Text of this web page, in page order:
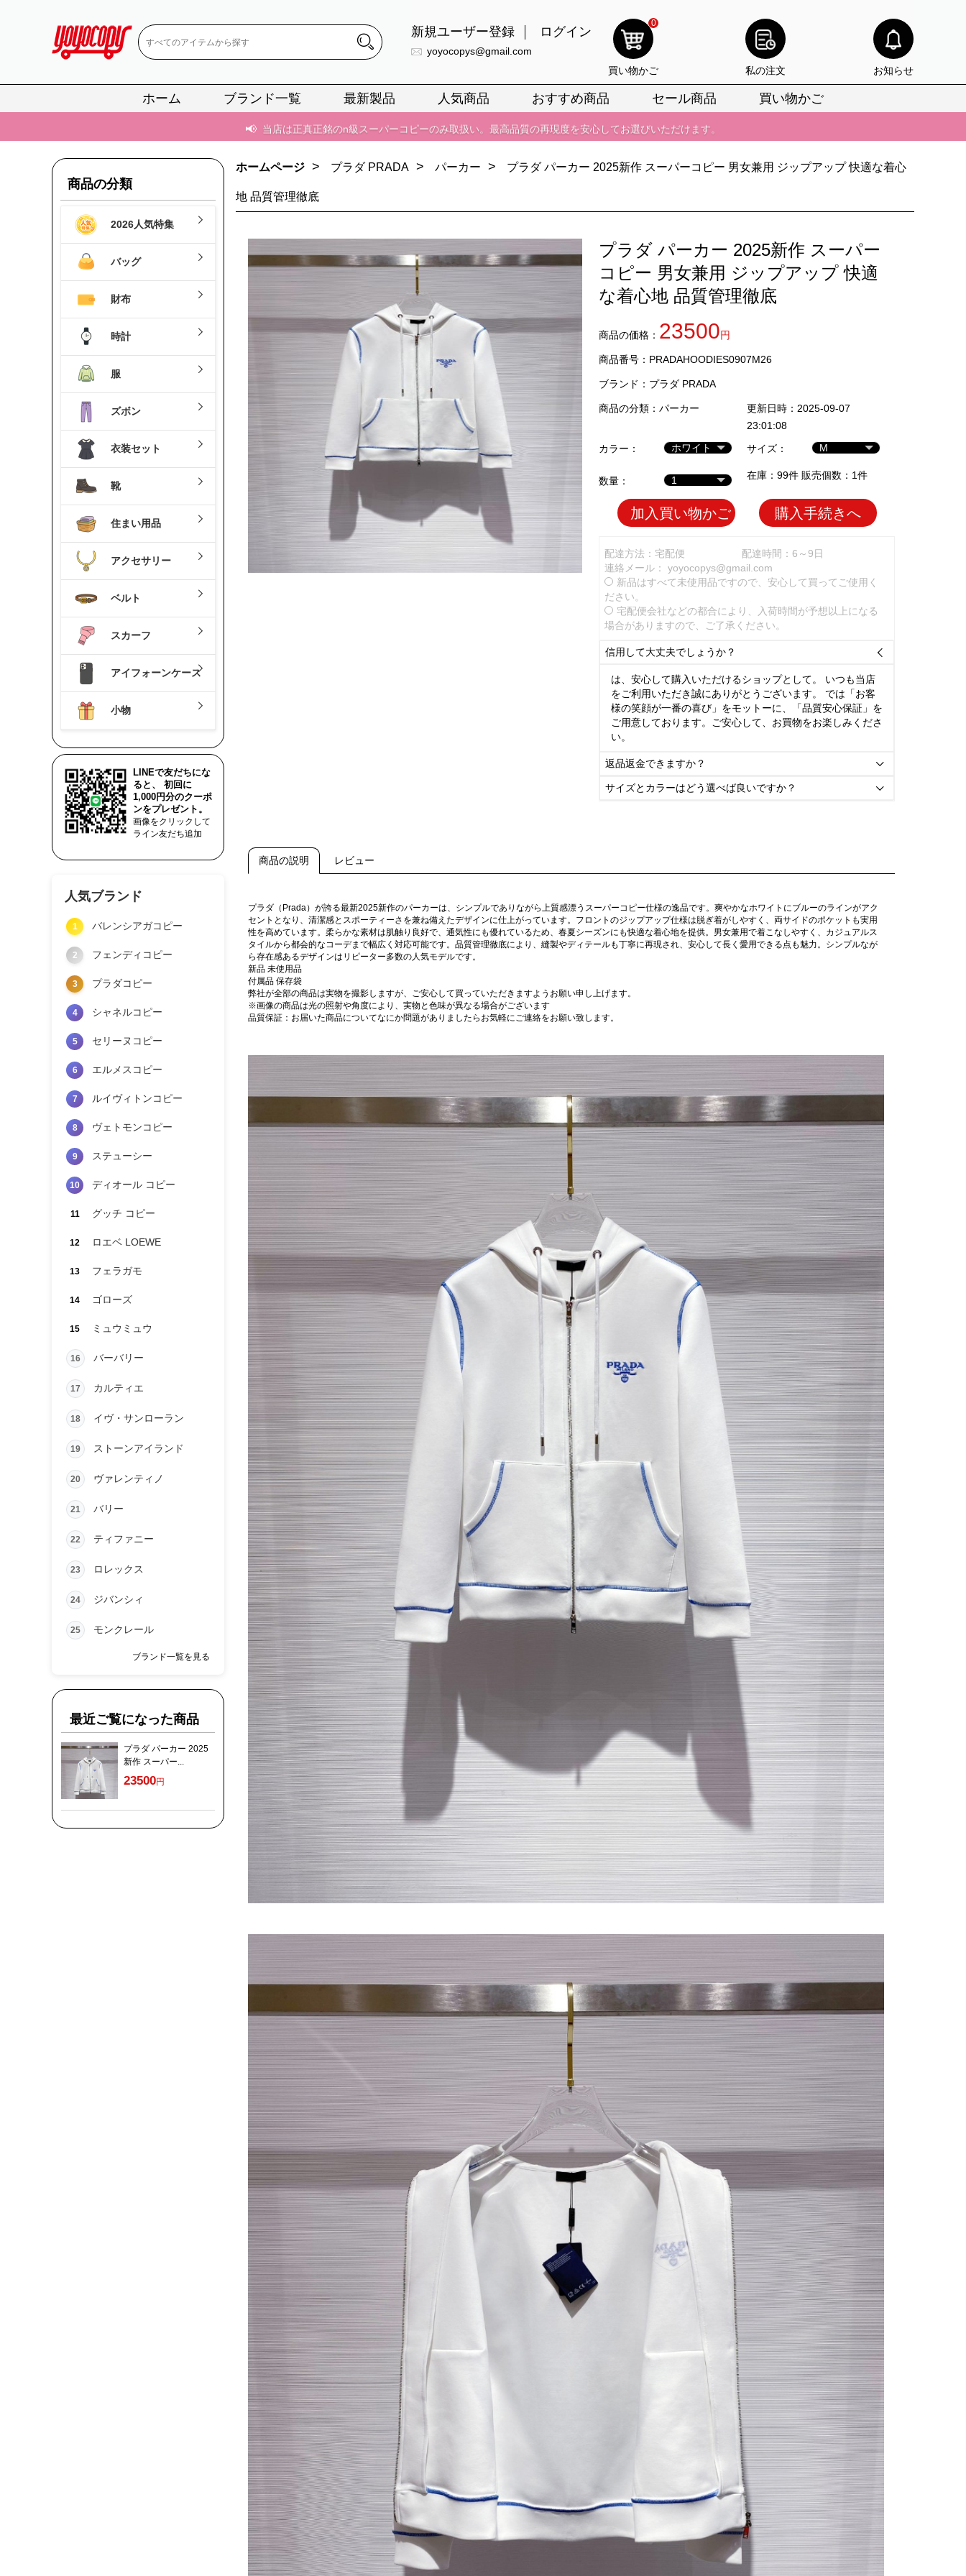
新規ユーザー登録 ログイン
yoyocopys@gmail.com
0
買い物かご 私の注文 お知らせ
ホーム ブランド一覧 最新製品 人気商品 おすすめ商品 セール商品 買い物かご
📢 当店は正真正銘のn級スーパーコピーのみ取扱い。最高品質の再現度を安心してお選びいただけます。
2026春の新作続々更新中！期間中のご注文でお得な割引をご利用いただけます。
新作入荷！ルイ・ヴィトンスーパーコピー バッグ最新モデルが登場。上質な仕上がりをお見逃しなく。
📢 当店は正真正銘のn級スーパーコピーのみ取扱い。最高品質の再現度を安心してお選びいただけます。
📢 2026春の新作続々更新中！期間中のご注文でお得な割引をご利用いただけます。
📢 新作入荷！ルイ・ヴィトンスーパーコピー バッグ最新モデルが登場。上質な仕上がりをお見逃しなく。
商品の分類
2026人気特集
バッグ
財布
時計
服
ズボン
衣装セット
靴
住まい用品
アクセサリー
ベルト
スカーフ
アイフォーンケース
小物
LINEで友だちにな
ると、 初回に
1,000円分のクーポ
ンをプレゼント。
画像をクリックして
ライン友だち追加
人気ブランド
1 バレンシアガコピー
2 フェンディコピー
3 プラダコピー
4 シャネルコピー
5 セリーヌコピー
6 エルメスコピー
7 ルイヴィトンコピー
8 ヴェトモンコピー
9 ステューシー
10 ディオール コピー
11 グッチ コピー
12 ロエベ LOEWE
13 フェラガモ
14 ゴローズ
15 ミュウミュウ
16 バーバリー
17 カルティエ
18 イヴ・サンローラン
19 ストーンアイランド
20 ヴァレンティノ
21 バリー
22 ティファニー
23 ロレックス
24 ジバンシィ
25 モンクレール
ブランド一覧を見る
最近ご覧になった商品
プラダ パーカー 2025
新作 スーパー...
23500円
ホームページ > プラダ PRADA > パーカー > プラダ パーカー 2025新作 スーパーコピー 男女兼用 ジップアップ 快適な着心
地 品質管理徹底
プラダ パーカー 2025新作 スーパー
コピー 男女兼用 ジップアップ 快適
な着心地 品質管理徹底
商品の価格： 23500円
商品番号：PRADAHOODIES0907M26
ブランド： プラダ PRADA
商品の分類： パーカー
更新日時：2025-09-07
23:01:08
カラー：
サイズ：
数量： 在庫：99件 販売個数：1件
加入買い物かご 購入手続きへ
配達方法：宅配便
配達時間：6～9日
連絡メール： yoyocopys@gmail.com
新品はすべて未使用品ですので、安心して買ってご使用く
ださい。
宅配便会社などの都合により、入荷時間が予想以上になる
場合がありますので、ご了承ください。
信用して大丈夫でしょうか？ 
は、安心して購入いただけるショップとして。 いつも当店
をご利用いただき誠にありがとうございます。 では「お客
様の笑顔が一番の喜び」をモットーに、「品質安心保証」を
ご用意しております。ご安心して、お買物をお楽しみくださ
い。
返品返金できますか？ 
サイズとカラーはどう選べば良いですか？ 
商品の説明 レビュー
プラダ（Prada）が誇る最新2025新作のパーカーは、シンプルでありながら上質感漂うスーパーコピー仕様の逸品です。爽やかなホワイトにブルーのラインがアク
セントとなり、清潔感とスポーティーさを兼ね備えたデザインに仕上がっています。フロントのジップアップ仕様は脱ぎ着がしやすく、両サイドのポケットも実用
性を高めています。柔らかな素材は肌触り良好で、通気性にも優れているため、春夏シーズンにも快適な着心地を提供。男女兼用で着こなしやすく、カジュアルス
タイルから都会的なコーデまで幅広く対応可能です。品質管理徹底により、縫製やディテールも丁寧に再現され、安心して長く愛用できる点も魅力。シンプルなが
ら存在感あるデザインはリピーター多数の人気モデルです。
新品 未使用品
付属品 保存袋
弊社が全部の商品は実物を撮影しますが、ご安心して買っていただきますようお願い申し上げます。
※画像の商品は光の照射や角度により、実物と色味が異なる場合がございます
品質保証：お届いた商品についてなにか問題がありましたらお気軽にご連絡をお願い致します。